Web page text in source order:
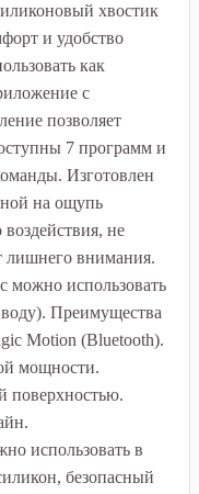
хвостик
и удобство
как
с
позволяет
7 программ и
Изготовлен
на ощупь
не
лишнего внимания.
можно использовать
Преимущества
Motion (Bluetooth).
мощности.
поверхностью.
использовать в
безопасный